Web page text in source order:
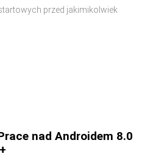
przed jakimikolwiek
nad Androidem 8.0